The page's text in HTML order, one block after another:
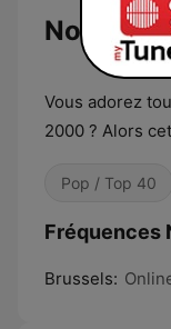
Vous adorez
2000 ? Alors
Pop / Top 40
Fréquences
Brussels: